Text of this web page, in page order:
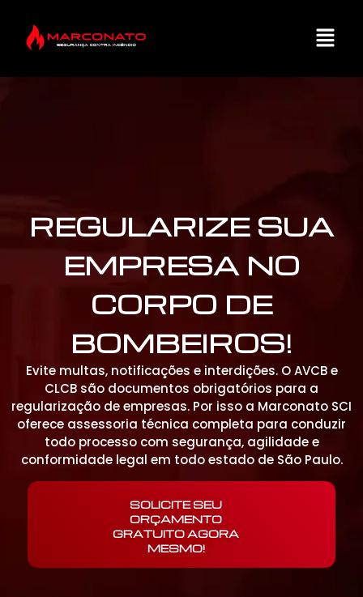
REGULARIZE SUA
EMPRESA NO
CORPO DE
BOMBEIROS!
Evite multas, notificações e interdições. O AVCB e
CLCB são documentos obrigatórios para a
regularização de empresas. Por isso a Marconato SCI
oferece assessoria técnica completa para conduzir
todo processo com segurança, agilidade e
conformidade legal em todo estado de São Paulo.
SOLICITE SEU
ORÇAMENTO
GRATUITO AGORA
MESMO!